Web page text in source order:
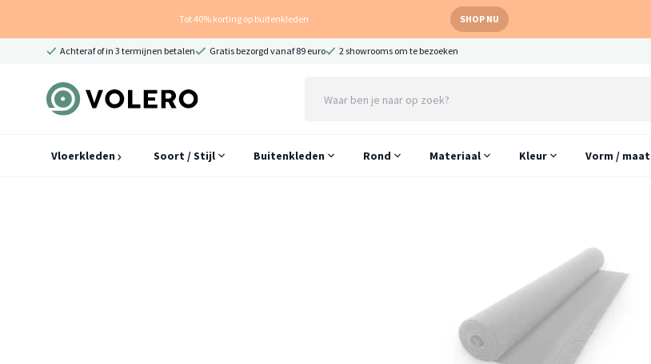
Tot 40% korting op buitenkleden SHOP NU
Achteraf of in 3 termijnen betalen Gratis bezorgd vanaf 89 euro 2 showrooms om te bezoeken
Vloerkleden Soort / Stijl Buitenkleden Rond Materiaal Kleur Vorm / maat